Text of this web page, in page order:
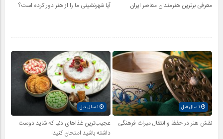
معرفی برترین هنرمندان معاصر ایران آیا شهرنشینی ما را از هنر دور کرده است؟
1 سال قبل
نقش هنر در حفظ و انتقال میراث فرهنگی
عجیب‌ترین غذاهای دنیا که شاید دوست
داشته باشید امتحان کنید!